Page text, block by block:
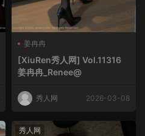
姜冉冉
[XiuRen秀人网] Vol.11316
姜冉冉_Renee@
秀人网 2026-03-08
秀人网